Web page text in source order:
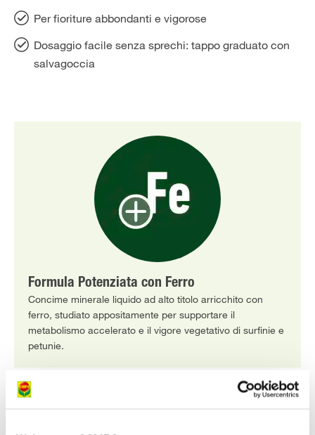
Per fioriture abbondanti e vigorose
Dosaggio facile senza sprechi: tappo graduato con
salvagoccia
Formula Potenziata con Ferro
Concime minerale liquido ad alto titolo arricchito con
ferro, studiato appositamente per supportare il
metabolismo accelerato e il vigore vegetativo di surfinie e
petunie.